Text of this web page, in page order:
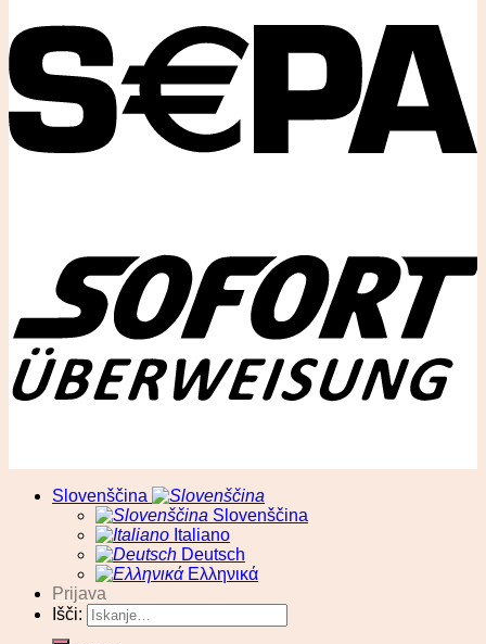
Slovenščina
Slovenščina
Italiano
Deutsch
Ελληνικά
Prijava
Išči: